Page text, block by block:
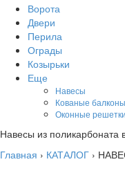
Ворота
Двери
Перила
Ограды
Козырьки
Еще
Навесы
Кованые балконы
Оконные решетки
Навесы из поликарбоната
Главная › КАТАЛОГ ›